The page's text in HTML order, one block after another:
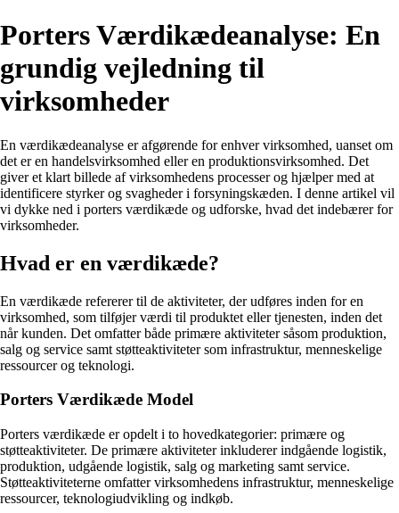
Porters Værdikædeanalyse: En
grundig vejledning til
virksomheder
En værdikædeanalyse er afgørende for enhver virksomhed, uanset om
det er en handelsvirksomhed eller en produktionsvirksomhed. Det
giver et klart billede af virksomhedens processer og hjælper med at
identificere styrker og svagheder i forsyningskæden. I denne artikel vil
vi dykke ned i porters værdikæde og udforske, hvad det indebærer for
virksomheder.
Hvad er en værdikæde?
En værdikæde refererer til de aktiviteter, der udføres inden for en
virksomhed, som tilføjer værdi til produktet eller tjenesten, inden det
når kunden. Det omfatter både primære aktiviteter såsom produktion,
salg og service samt støtteaktiviteter som infrastruktur, menneskelige
ressourcer og teknologi.
Porters Værdikæde Model
Porters værdikæde er opdelt i to hovedkategorier: primære og
støtteaktiviteter. De primære aktiviteter inkluderer indgående logistik,
produktion, udgående logistik, salg og marketing samt service.
Støtteaktiviteterne omfatter virksomhedens infrastruktur, menneskelige
ressourcer, teknologiudvikling og indkøb.